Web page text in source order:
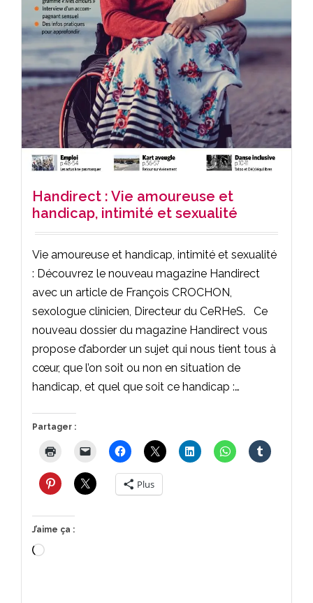
Handirect : Vie amoureuse et
handicap, intimité et sexualité
Vie amoureuse et handicap, intimité et sexualité
: Découvrez le nouveau magazine Handirect
avec un article de François CROCHON,
sexologue clinicien, Directeur du CeRHeS. Ce
nouveau dossier du magazine Handirect vous
propose d’aborder un sujet qui nous tient tous à
cœur, que l’on soit ou non en situation de
handicap, et quel que soit ce handicap :…
Partager :
Plus
J’aime ça :
Chargement…